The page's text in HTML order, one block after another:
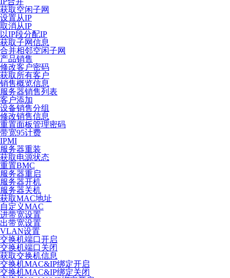
获取空闲子网
设置从IP
取消从IP
以IP段分配IP
获取子网信息
合并相邻空闲子网
产品销售
修改客户密码
获取所有客户
销售概览信息
服务器销售列表
客户添加
设备销售分组
修改销售信息
重置面板管理密码
带宽95计费
IPMI
服务器重装
获取电源状态
重置BMC
服务器重启
服务器开机
服务器关机
获取MAC地址
自定义MAC
进带宽设置
出带宽设置
VLAN设置
交换机端口开启
交换机端口关闭
获取交换机信息
交换机MAC&IP绑定开启
交换机MAC&IP绑定关闭